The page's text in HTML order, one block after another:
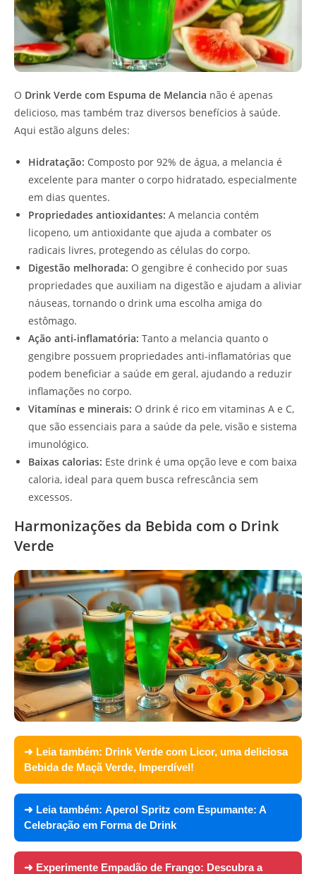
O Drink Verde com Espuma de Melancia não é apenas
delicioso, mas também traz diversos benefícios à saúde.
Aqui estão alguns deles:
Hidratação: Composto por 92% de água, a melancia é
excelente para manter o corpo hidratado, especialmente
em dias quentes.
Propriedades antioxidantes: A melancia contém
licopeno, um antioxidante que ajuda a combater os
radicais livres, protegendo as células do corpo.
Digestão melhorada: O gengibre é conhecido por suas
propriedades que auxiliam na digestão e ajudam a aliviar
náuseas, tornando o drink uma escolha amiga do
estômago.
Ação anti-inflamatória: Tanto a melancia quanto o
gengibre possuem propriedades anti-inflamatórias que
podem beneficiar a saúde em geral, ajudando a reduzir
inflamações no corpo.
Vitamínas e minerais: O drink é rico em vitaminas A e C,
que são essenciais para a saúde da pele, visão e sistema
imunológico.
Baixas calorias: Este drink é uma opção leve e com baixa
caloria, ideal para quem busca refrescância sem
excessos.
Harmonizações da Bebida com o Drink
Verde
➜ Leia também: Drink Verde com Licor, uma deliciosa
Bebida de Maçã Verde, Imperdível!
➜ Leia também: Aperol Spritz com Espumante: A
Celebração em Forma de Drink
➜ Experimente Empadão de Frango: Descubra a